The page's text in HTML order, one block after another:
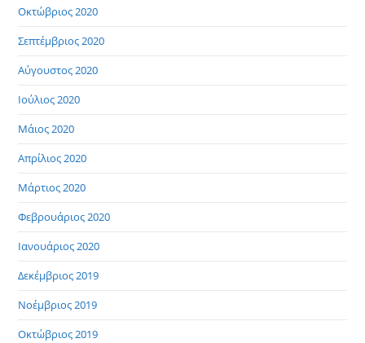
Οκτώβριος 2020
Σεπτέμβριος 2020
Αύγουστος 2020
Ιούλιος 2020
Μάιος 2020
Απρίλιος 2020
Μάρτιος 2020
Φεβρουάριος 2020
Ιανουάριος 2020
Δεκέμβριος 2019
Νοέμβριος 2019
Οκτώβριος 2019